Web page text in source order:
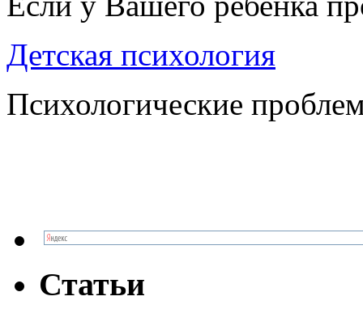
Детская психология
Психологические
Статьи